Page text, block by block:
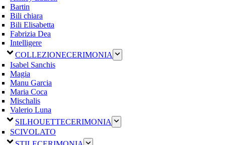
Bartin
Bili chiara
Bili Elisabetta
Fabrizia Dea
Intelligere
COLLEZIONECERIMONIA
Isabel Sanchis
Magia
Manu Garcia
Maria Coca
Mischalis
Valerio Luna
SILHOUETTECERIMONIA
SCIVOLATO